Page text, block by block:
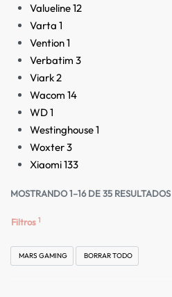
Valueline12
Varta 1
Vention1
Verbatim 3
Viark2
Wacom 14
WD1
Westinghouse1
Woxter3
Xiaomi133
MOSTRANDO 1–16 DE 35 RESULTADOS
Filtros
MARS GAMING BORRAR TODO